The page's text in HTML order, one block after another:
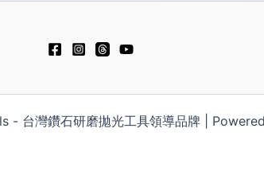
台灣鑽石研磨拋光工具領導品牌 |